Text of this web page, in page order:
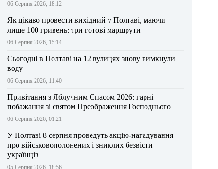
06 Серпня 2026, 18:12
Як цікаво провести вихідний у Полтаві, маючи
лише 100 гривень: три готові маршрути
06 Серпня 2026, 15:14
Сьогодні в Полтаві на 12 вулицях знову вимкнули
воду
06 Серпня 2026, 11:40
Привітання з Яблучним Спасом 2026: гарні
побажання зі святом Преображення Господнього
06 Серпня 2026, 01:21
У Полтаві 8 серпня проведуть акцію-нагадування
про військовополонених і зниклих безвісти
українців
05 Серпня 2026, 18:56